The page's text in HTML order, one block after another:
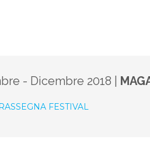
- Dicembre 2018 |
RASSEGNA FESTIVAL